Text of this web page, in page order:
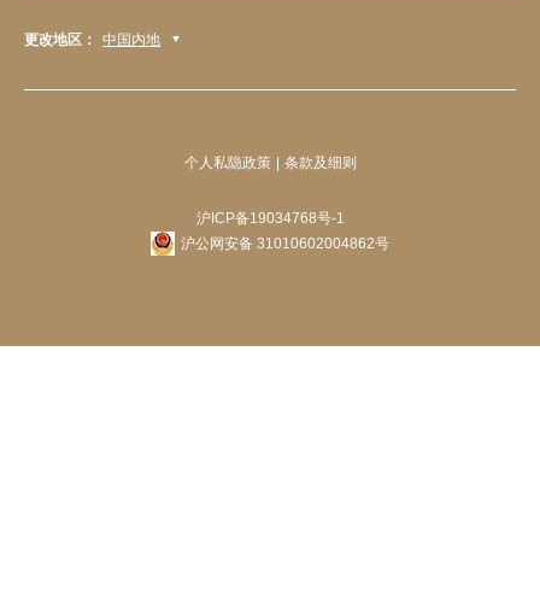
更改地区： 中国内地
个人私隐政策 条款及细则
沪ICP备19034768号-1
沪公网安备 31010602004862号